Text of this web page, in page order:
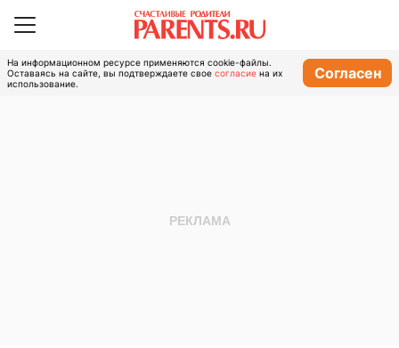
На информационном ресурсе применяются cookie-файлы.
Оставаясь на сайте, вы подтверждаете свое согласие на их
использование.
Согласен